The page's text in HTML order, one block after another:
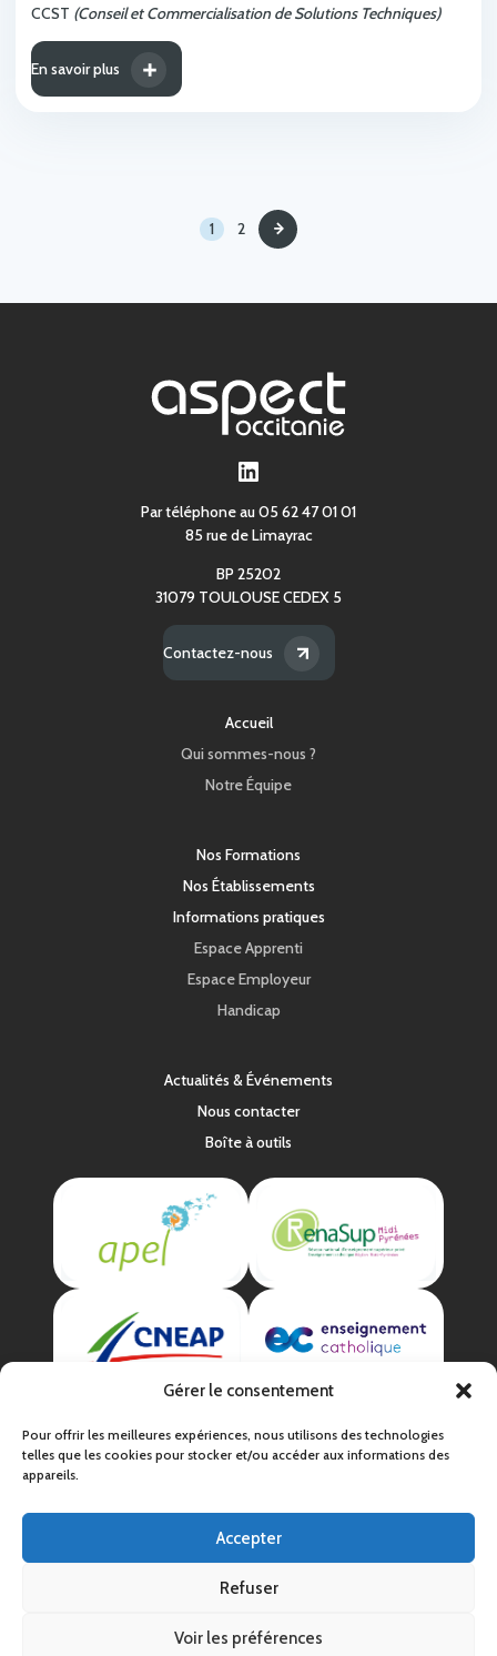
Gérer le consentement
Pour offrir les meilleures expériences, nous utilisons des technologies
telles que les cookies pour stocker et/ou accéder aux informations des
appareils.
Accepter
Refuser
Voir les préférences
CCST (Conseil et Commercialisation de Solutions Techniques)
En savoir plus
1 2
LinkedIn
Par téléphone au 05 62 47 01 01
85 rue de Limayrac
BP 25202
31079 TOULOUSE CEDEX 5
Contactez-nous
Accueil
Qui sommes-nous ?
Notre Équipe
Nos Formations
Nos Établissements
Informations pratiques
Espace Apprenti
Espace Employeur
Handicap
Actualités & Événements
Nous contacter
Boîte à outils
Un site par
Mentions légales
Politique de confidentialité
CGV